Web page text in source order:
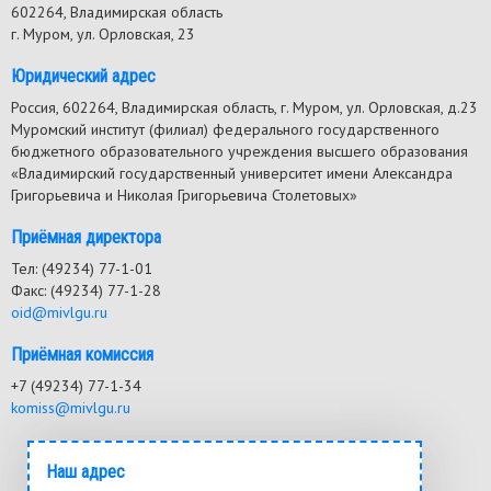
602264, Владимирская область
г. Муром, ул. Орловская, 23
Юридический адрес
Россия, 602264, Владимирская область, г. Муром, ул. Орловская, д.23
Муромский институт (филиал) федерального государственного
бюджетного образовательного учреждения высшего образования
«Владимирский государственный университет имени Александра
Григорьевича и Николая Григорьевича Столетовых»
Приёмная директора
Тел: (49234) 77-1-01
Факс: (49234) 77-1-28
oid@mivlgu.ru
Приёмная комиссия
+7 (49234) 77-1-34
komiss@mivlgu.ru
Наш адрес